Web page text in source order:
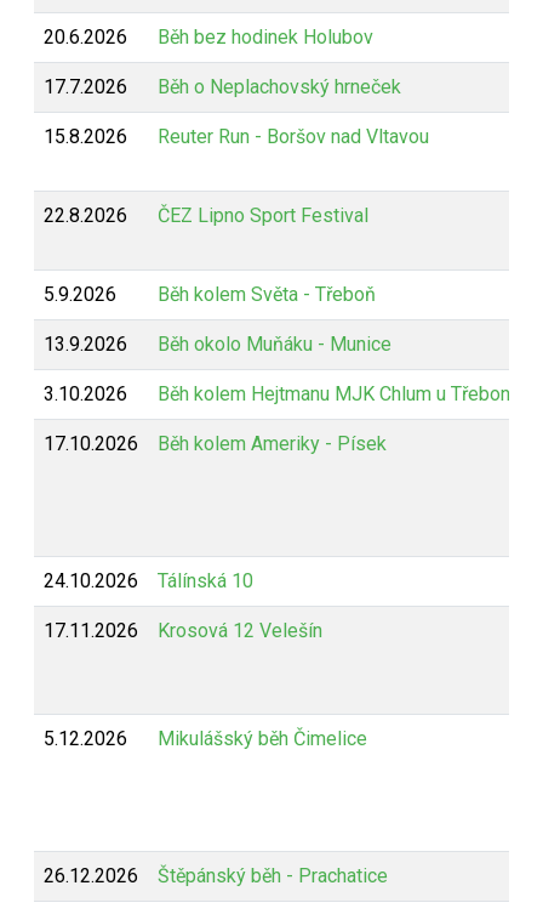
20.6.2026 Běh bez hodinek Holubov
17.7.2026 Běh o Neplachovský hrneček
15.8.2026 Reuter Run - Boršov nad Vltavou
22.8.2026 ČEZ Lipno Sport Festival
5.9.2026 Běh kolem Světa - Třeboň
13.9.2026 Běh okolo Muňáku - Munice
3.10.2026 Běh kolem Hejtmanu MJK Chlum u Třeboně
17.10.2026 Běh kolem Ameriky - Písek
24.10.2026 Tálínská 10
17.11.2026 Krosová 12 Velešín
5.12.2026 Mikulášský běh Čimelice
26.12.2026 Štěpánský běh - Prachatice